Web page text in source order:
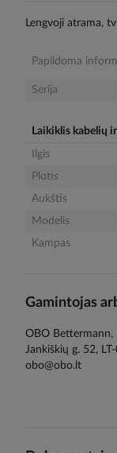
Lengvoji atrama,
Papildoma
Serija
Laikiklis kabelių
Ilgis
Plotis
Aukštis
Modelis
Kampas
Gamintojas
OBO Bettermann,
Jankiškių g. 52,
obo@obo.lt